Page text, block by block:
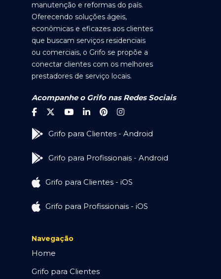
manutenção e reformas do país.
Oferecendo soluções ágeis,
econômicas e eficazes aos clientes
que buscam serviços residenciais
ou comerciais, o Grifo se propõe a
conectar clientes com os melhores
prestadores de serviço locais.
Acompanhe o Grifo nas Redes Sociais
Grifo para Clientes - Android
Grifo para Profissionais - Android
Grifo para Clientes - iOS
Grifo para Profissionais - iOS
Navegação
Home
Grifo para Clientes